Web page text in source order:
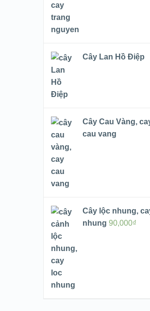
Cây Lan Hồ Điệp
Cây Cau Vàng,
cau vang
Cây lộc nhung,
nhung 90,000₫